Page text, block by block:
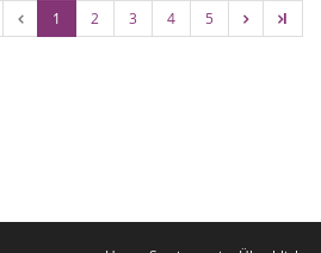
1 2 3 4 5 l